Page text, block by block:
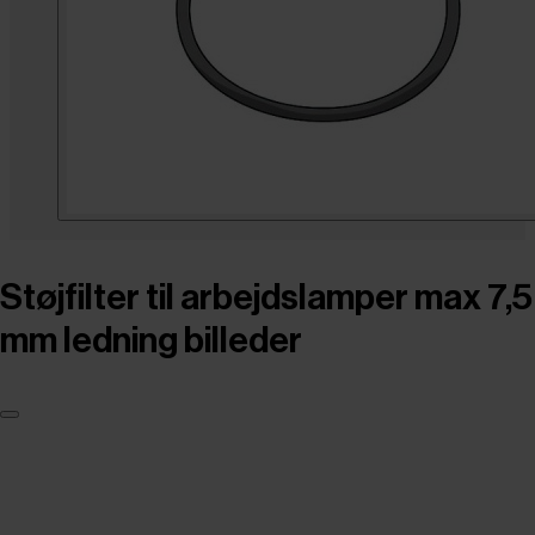
Støjfilter til arbejdslamper max 7,5
mm ledning billeder